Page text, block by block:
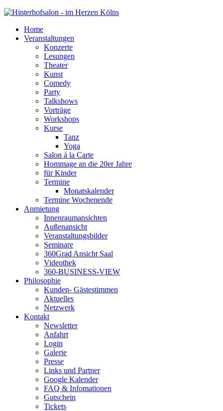
Home
Veranstaltungen
Konzerte
Lesungen
Theater
Kunst
Comedy
Party
Talkshows
Vorträge
Workshops
Kurse
Tanz
Yoga
Salon á la Carte
Hommage an die 20er Jahre
für Kinder
Termine
Monatskalender
Termine Wochenende
Anmietung
Innenraumansichten
Außenansicht
Veranstaltungsbilder
Seminare
360Grad Ansicht Saal
Videothek
360-BUSINESS-VIEW
Philosophie
Kunden- Gästestimmen
Aktuelles
Netzwerk
Kontakt
Newsletter
Anfahrt
Login
Galerie
Presse
Links und Partner
Google Kalender
FAQ & Infomationen
Gutschein
Tickets